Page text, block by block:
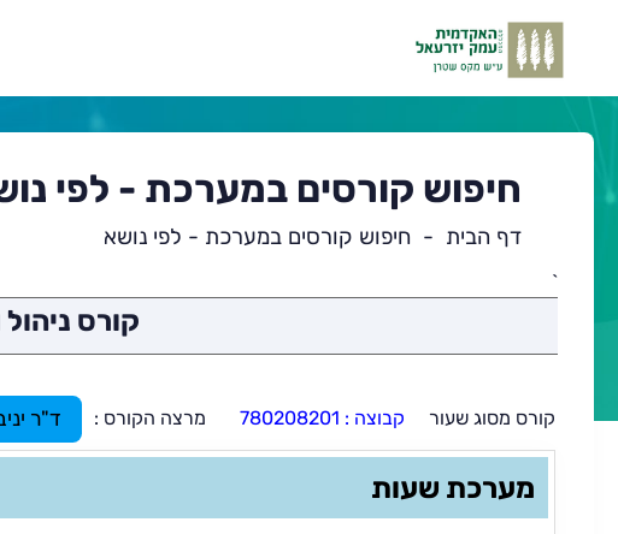
חיפוש קורסים במערכת - לפי
דף הבית חיפוש קורסים במערכת - לפי נושא
`
ראשי
קורס
קורס מסוג שעור קבוצה : 780208201 מרצה הקורס : ד"ר
מערכת שעות